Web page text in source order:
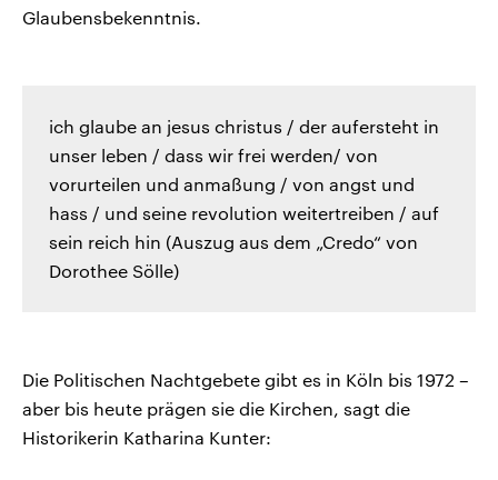
Glaubensbekenntnis.
ich glaube an jesus christus / der aufersteht in
unser leben / dass wir frei werden/ von
vorurteilen und anmaßung / von angst und
hass / und seine revolution weitertreiben / auf
sein reich hin (Auszug aus dem „Credo“ von
Dorothee Sölle)
Die Politischen Nachtgebete gibt es in Köln bis 1972 –
aber bis heute prägen sie die Kirchen, sagt die
Historikerin Katharina Kunter: